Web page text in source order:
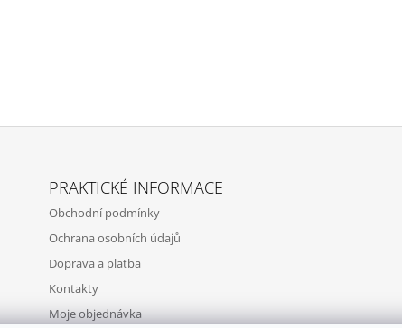
PRAKTICKÉ INFORMACE
Obchodní podmínky
Ochrana osobních údajů
Doprava a platba
Kontakty
Moje objednávka